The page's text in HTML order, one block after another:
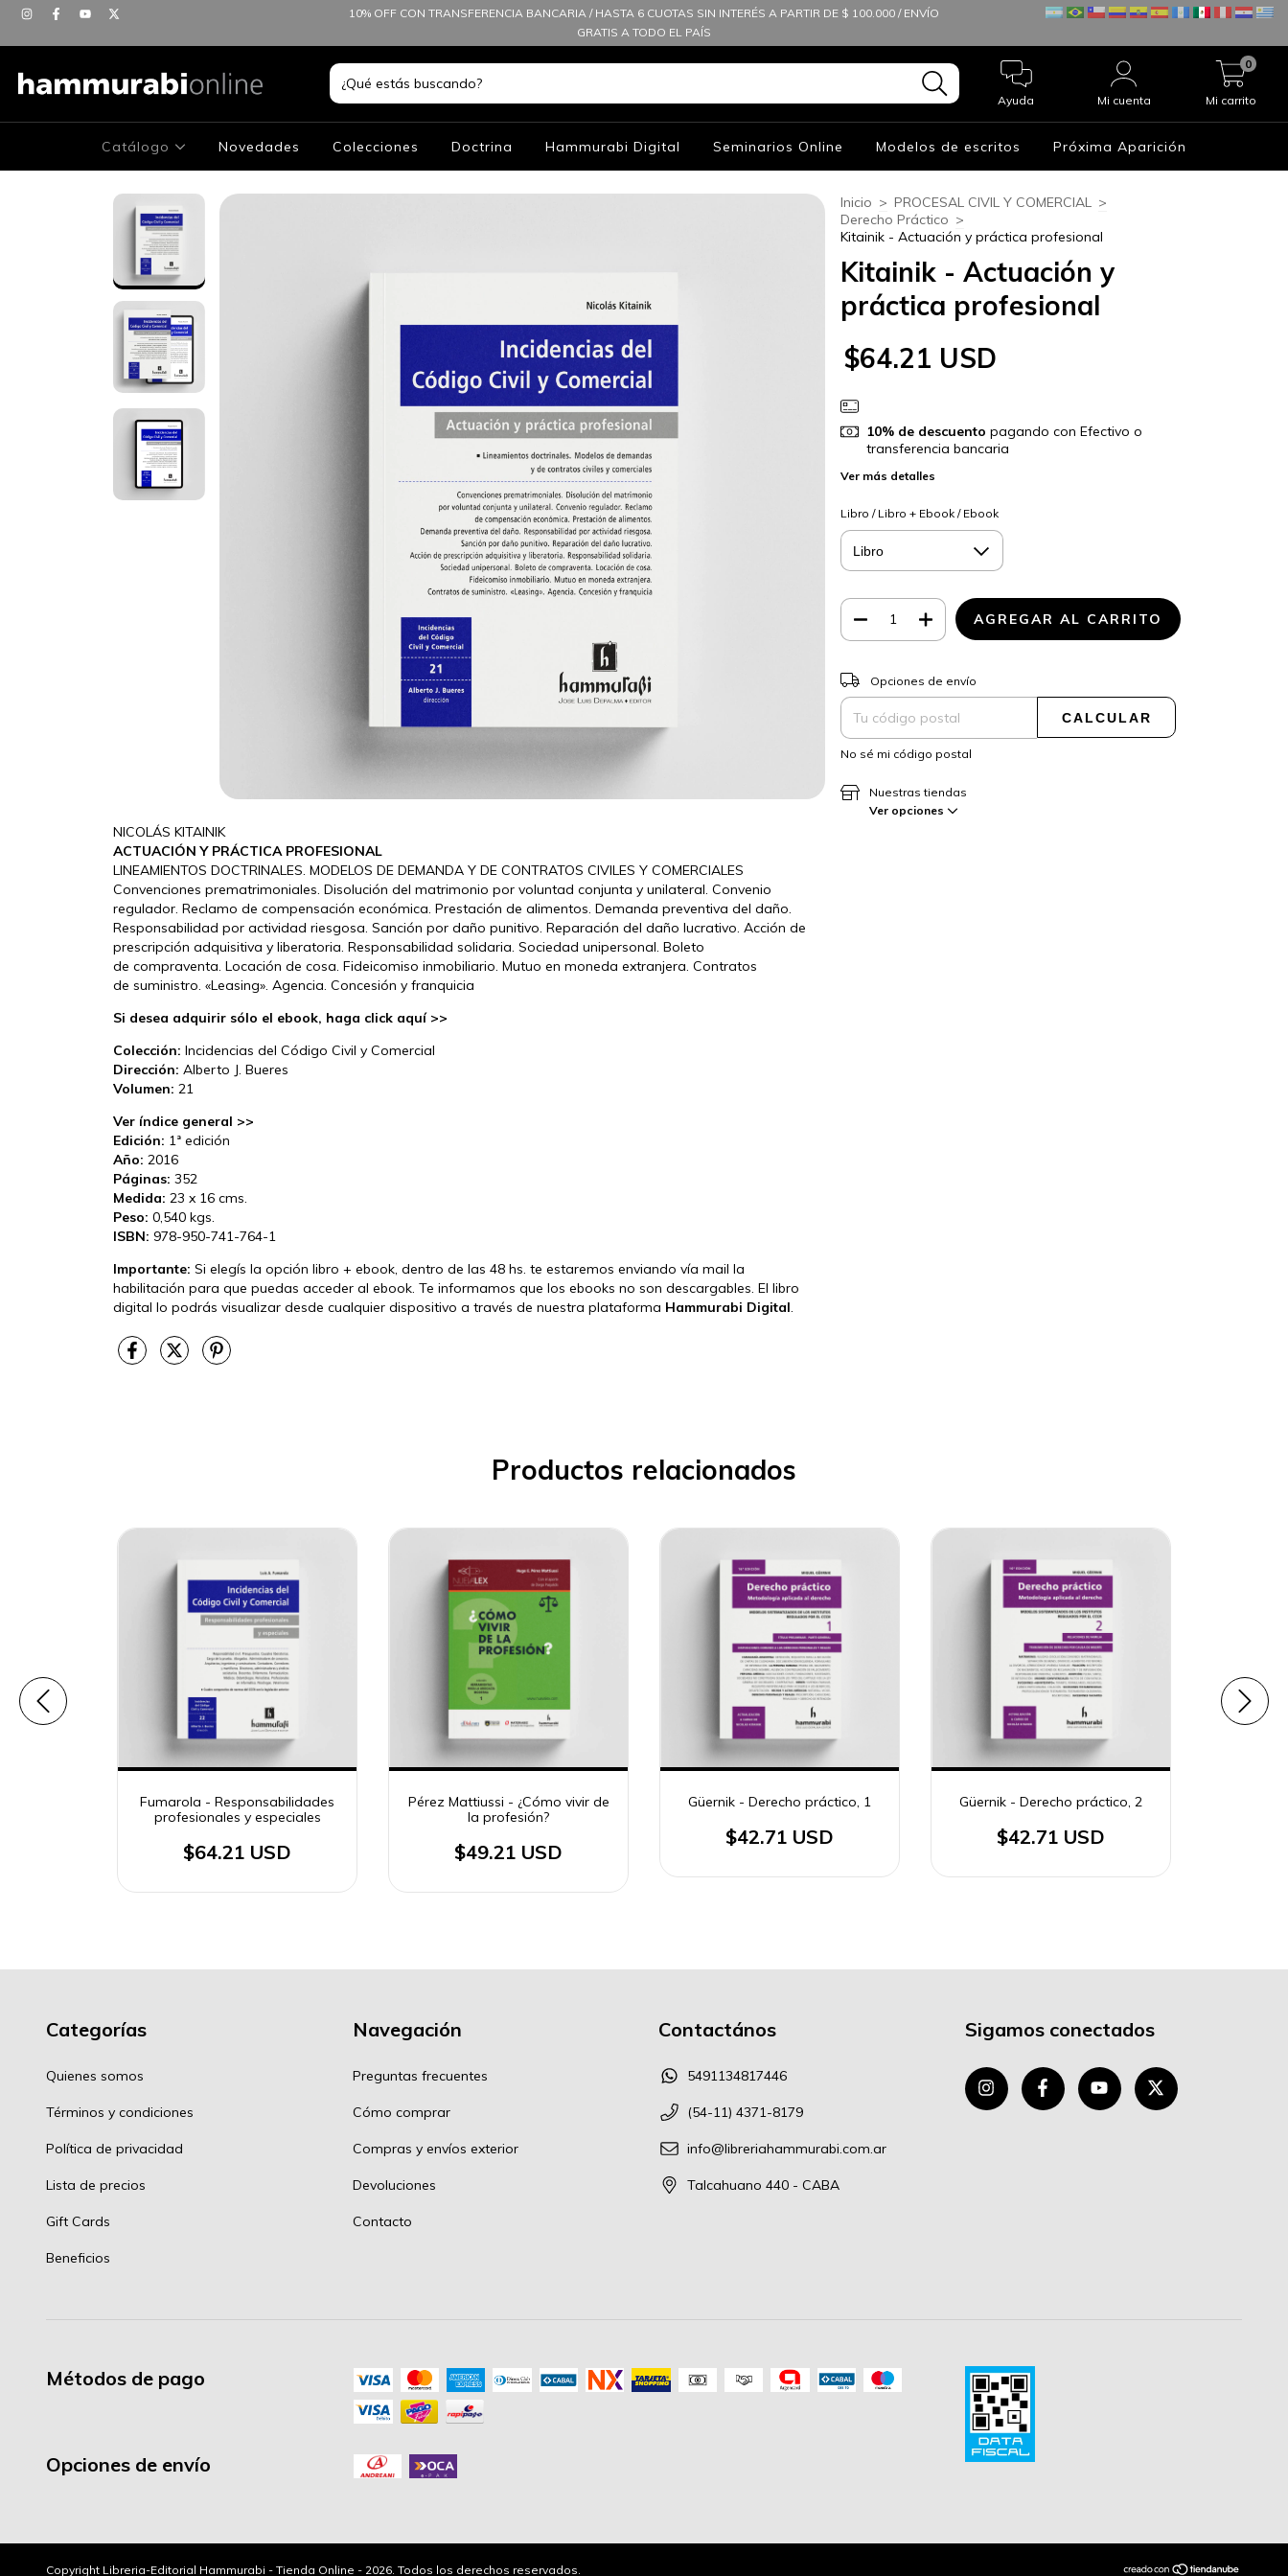
10% OFF CON TRANSFERENCIA BANCARIA / HASTA 6 CUOTAS SIN INTERÉS A PARTIR DE $ 100.000 / ENVÍO
GRATIS A TODO EL PAÍS
Ayuda Mi cuenta Mi carrito
0
Catálogo Novedades Colecciones Doctrina Hammurabi Digital Seminarios Online Modelos de escritos Próxima Aparición
NICOLÁS KITAINIK
ACTUACIÓN Y PRÁCTICA PROFESIONAL
LINEAMIENTOS DOCTRINALES. MODELOS DE DEMANDA Y DE CONTRATOS CIVILES Y COMERCIALES
Convenciones prematrimoniales. Disolución del matrimonio por voluntad conjunta y unilateral. Convenio
regulador. Reclamo de compensación económica. Prestación de alimentos. Demanda preventiva del daño.
Responsabilidad por actividad riesgosa. Sanción por daño punitivo. Reparación del daño lucrativo. Acción de
prescripción adquisitiva y liberatoria. Responsabilidad solidaria. Sociedad unipersonal. Boleto
de compraventa. Locación de cosa. Fideicomiso inmobiliario. Mutuo en moneda extranjera. Contratos
de suministro. «Leasing». Agencia. Concesión y franquicia
Si desea adquirir sólo el ebook, haga click aquí >>
Colección: Incidencias del Código Civil y Comercial
Dirección: Alberto J. Bueres
Volumen: 21
Ver índice general >>
Edición: 1ª edición
Año: 2016
Páginas: 352
Medida: 23 x 16 cms.
Peso: 0,540 kgs.
ISBN: 978-950-741-764-1
Importante: Si elegís la opción libro + ebook, dentro de las 48 hs. te estaremos enviando vía mail la
habilitación para que puedas acceder al ebook. Te informamos que los ebooks no son descargables. El libro
digital lo podrás visualizar desde cualquier dispositivo a través de nuestra plataforma Hammurabi Digital
Inicio > PROCESAL CIVIL Y COMERCIAL
>
Derecho Práctico >
Kitainik - Actuación y práctica profesional
Kitainik - Actuación y
práctica profesional
$64.21 USD
10% de descuento pagando con Efectivo o
transferencia bancaria
Ver más detalles
Libro / Libro + Ebook / Ebook
Entregas para el CP:
Opciones de envío
CALCULAR
No sé mi código postal
Nuestras tiendas
Ver opciones
Productos relacionados
Fumarola - Responsabilidades
profesionales y especiales
$64.21 USD
Pérez Mattiussi - ¿Cómo vivir de
la profesión?
$49.21 USD
Güernik - Derecho práctico, 1
$42.71 USD
Güernik - Derecho práctico, 2
$42.71 USD
Categorías
Quienes somos
Términos y condiciones
Política de privacidad
Lista de precios
Gift Cards
Beneficios
Navegación
Preguntas frecuentes
Cómo comprar
Compras y envíos exterior
Devoluciones
Contacto
Contactános
5491134817446
(54-11) 4371-8179
info@libreriahammurabi.com.ar
Talcahuano 440 - CABA
Sigamos conectados
Métodos de pago
Opciones de envío
Copyright Libreria-Editorial Hammurabi - Tienda Online - 2026. Todos los derechos reservados.